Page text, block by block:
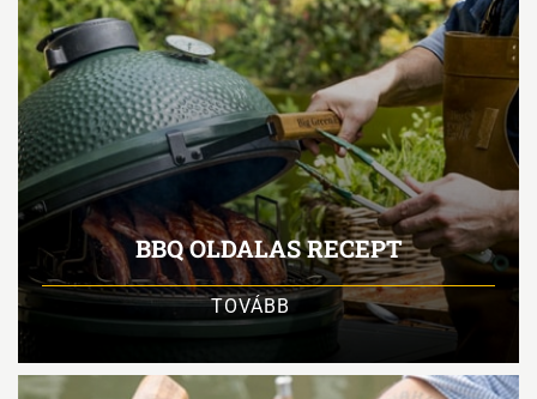
BBQ OLDALAS RECEPT
TOVÁBB